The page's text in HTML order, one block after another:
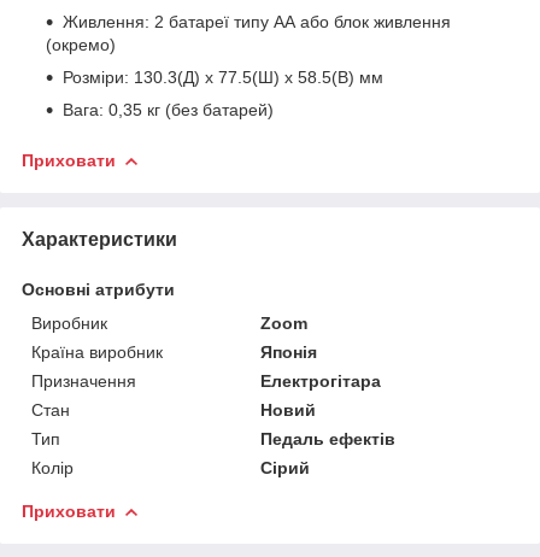
Живлення: 2 батареї типу АА або блок живлення
(окремо)
Розміри: 130.3(Д) х 77.5(Ш) х 58.5(В) мм
Вага: 0,35 кг (без батарей)
Приховати
Характеристики
Основні атрибути
Виробник
Zoom
Країна виробник
Японія
Призначення
Електрогітара
Стан
Новий
Тип
Педаль ефектів
Колір
Сірий
Приховати